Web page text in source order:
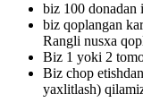
biz 100 donadan
biz qoplangan
Rangli nusxa
Biz 1 yoki 2
Biz chop
yaxlitlash)